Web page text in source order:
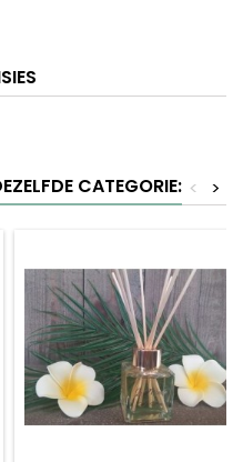
CATEGORIE: >
<